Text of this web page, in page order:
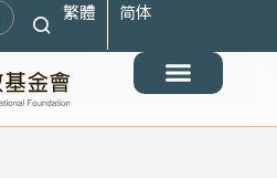
繁體 简体